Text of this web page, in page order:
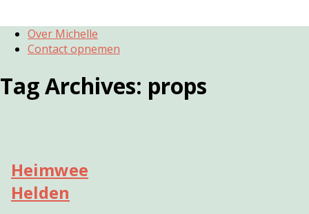
Over Michelle
Contact opnemen
Tag Archives: props
Heimwee
Helden